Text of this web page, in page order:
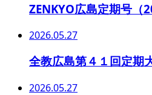
ZENKYO広島定期号（
2026.05.27
全教広島第４１回定
2026.05.27